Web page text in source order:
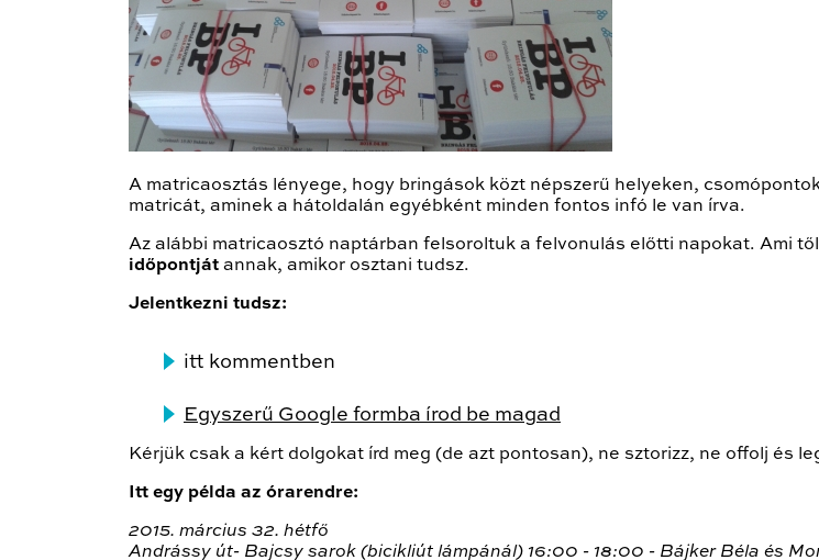
A matricaosztás lényege, hogy bringások közt népszerű helyeken,
matricát, aminek a hátoldalán egyébként minden fontos infó le van írva.
Az alábbi matricaosztó naptárban felsoroltuk a felvonulás előtti napokat. Ami
időpontját annak, amikor osztani tudsz.
Jelentkezni tudsz:
itt kommentben
Egyszerű Google formba írod be magad
Kérjük csak a kért dolgokat írd meg (de azt pontosan), ne sztorizz, ne offolj és
Itt egy példa az órarendre:
2015. március 32. hétfő
Andrássy út- Bajcsy sarok (bicikliút lámpánál) 16:00 - 18:00 - Bájker Béla és